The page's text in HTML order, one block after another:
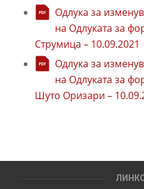
Одлука за
на Одлуката за
Струмица – 10.09.2021
Одлука за
на Одлуката за
Шуто Оризари –